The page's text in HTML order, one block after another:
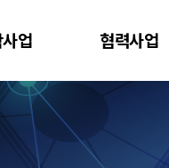
업 협력사업